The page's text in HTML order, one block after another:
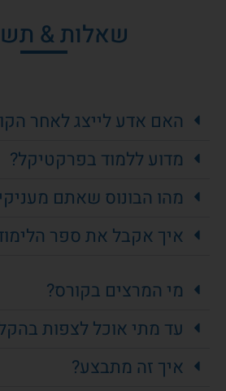
שאלות &
האם אדע לייצג לאחר
מדוע ללמוד בפרקטיקל?
מהו הבונוס שאתם
איך אקבל את ספר
מי המרצים בקורס?
עד מתי אוכל לצפות
איך זה מתבצע?